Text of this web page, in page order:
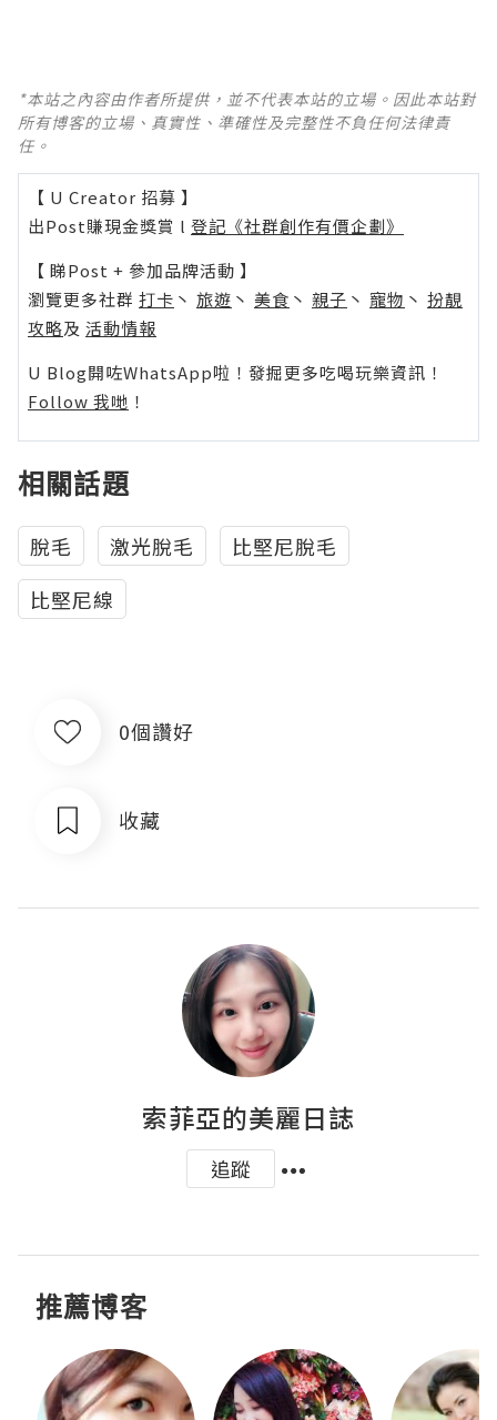
*本站之內容由作者所提供，並不代表本站的立場。因此本站對
所有博客的立場、真實性、準確性及完整性不負任何法律責
任。
【 U Creator 招募 】
出Post賺現金獎賞 l 登記《社群創作有價企劃》
【 睇Post + 參加品牌活動 】
瀏覽更多社群 打卡 丶 旅遊 丶 美食 丶 親子 丶 寵物 丶 扮靚
攻略及 活動情報
U Blog開咗WhatsApp啦！發掘更多吃喝玩樂資訊！
Follow 我哋 ！
相關話題
脫毛 激光脫毛
比堅尼脫毛
比堅尼線
0個讚好
收藏
索菲亞的美麗日誌
追蹤
推薦博客